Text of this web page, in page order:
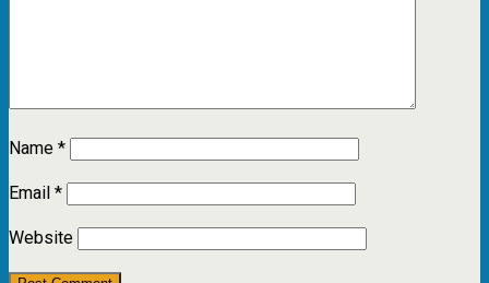
Name*
Email*
Website